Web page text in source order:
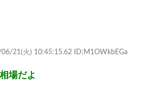
21(火) 10:45:15.62 ID:M1OWkbEGa
場だよ